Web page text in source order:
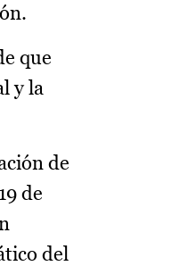
que
y la
de
de
del